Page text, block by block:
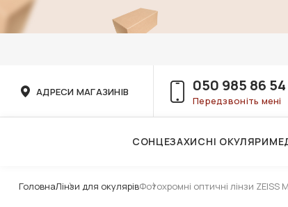
АДРЕСИ МАГАЗИНІВ 050 985 86 54
Передзвоніть мені
СОНЦЕЗАХИСНІ ОКУЛЯРИ
ГоловнаЛінзи для окулярівФотохромні оптичні лінзи ZEISS